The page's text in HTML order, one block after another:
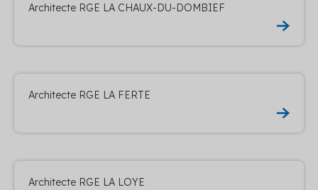
Architecte RGE LA CHAUX-DU-DOMBIEF
Architecte RGE LA FERTE
Architecte RGE LA LOYE